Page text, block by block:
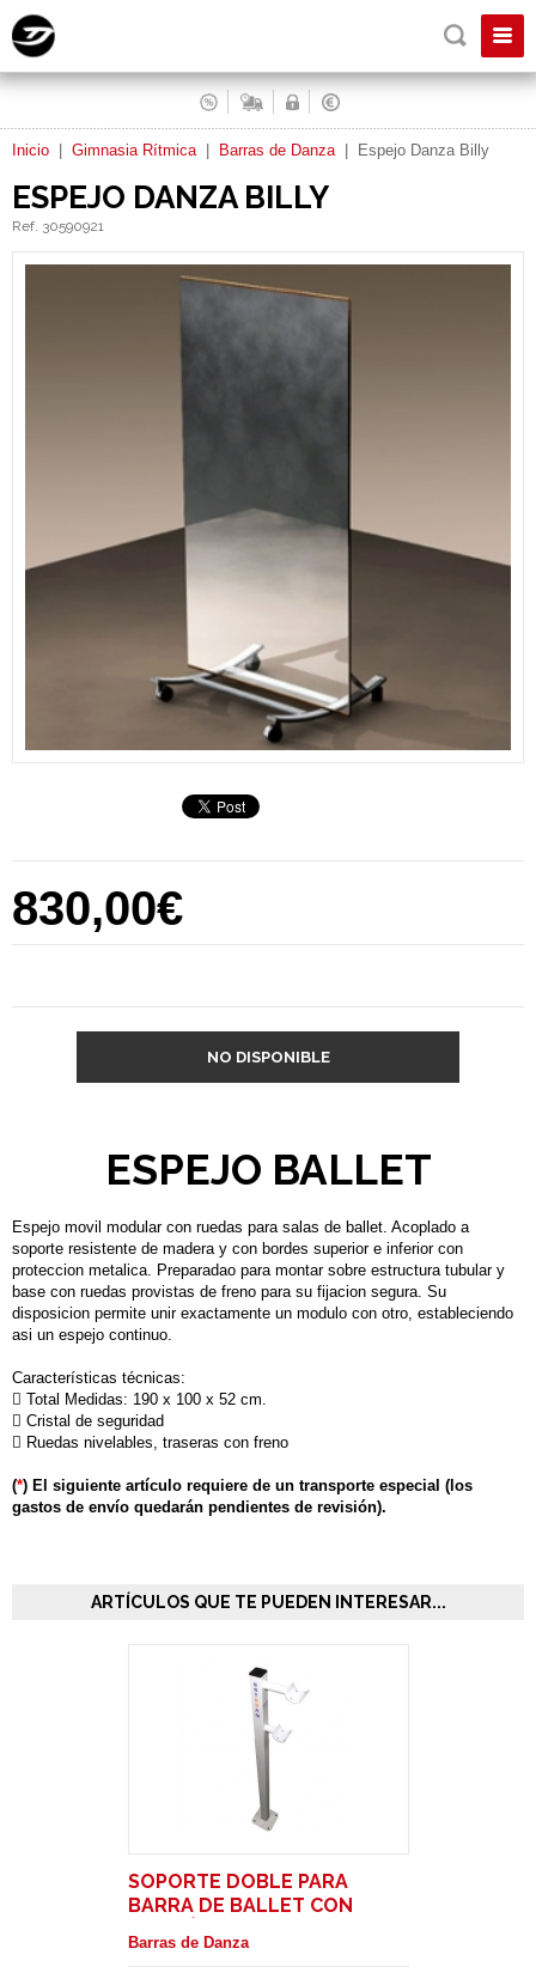
Inicio Gimnasia Rítmica| Barras de Danza| Espejo Danza Billy
ESPEJO DANZA BILLY
Ref. 30590921
830,00€
NO DISPONIBLE
ESPEJO BALLET
Espejo movil modular con ruedas para salas de ballet. Acoplado a
soporte resistente de madera y con bordes superior e inferior con
proteccion metalica. Preparadao para montar sobre estructura tubular y
base con ruedas provistas de freno para su fijacion segura. Su
disposicion permite unir exactamente un modulo con otro, estableciendo
asi un espejo continuo.
Características técnicas:
 Total Medidas: 190 x 100 x 52 cm.
 Cristal de seguridad
 Ruedas nivelables, traseras con freno
(*) El siguiente artículo requiere de un transporte especial (los
gastos de envío quedarán pendientes de revisión).
ARTÍCULOS QUE TE PUEDEN INTERESAR...
SOPORTE DOBLE PARA
BARRA DE BALLET CON
Barras de Danza